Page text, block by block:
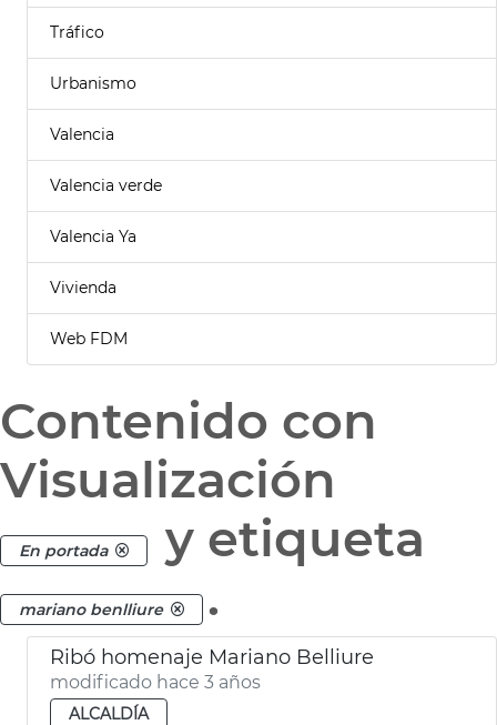
Tráfico
Urbanismo
Valencia
Valencia verde
Valencia Ya
Vivienda
Web FDM
Contenido con
Visualización
En portada y etiqueta
mariano benlliure .
Ribó homenaje Mariano Belliure
modificado hace 3 años
ALCALDÍA